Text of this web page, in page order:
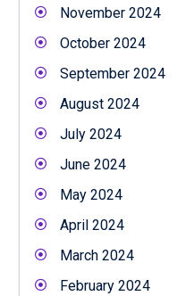
November 2024
October 2024
September 2024
August 2024
July 2024
June 2024
May 2024
April 2024
March 2024
February 2024